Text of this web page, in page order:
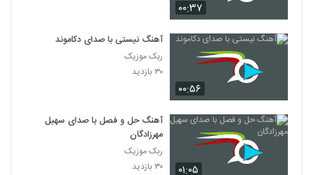
۰۰:۳۷
۰۰:۵۶
آهنگ نیستی با صدای دکاموند
ربک موزیک
۳۰ بازدید
۰۱:۰۵
آهنگ حل و فصل با صدای سهیل
مهرزادگان
ربک موزیک
۳۰ بازدید